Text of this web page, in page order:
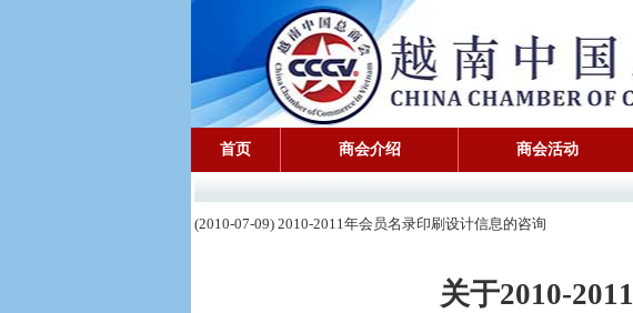
首页 商会介绍 商会活动
(2010-07-09) 2010-2011年会员名录印刷设计信息的咨询
关于2010-2011